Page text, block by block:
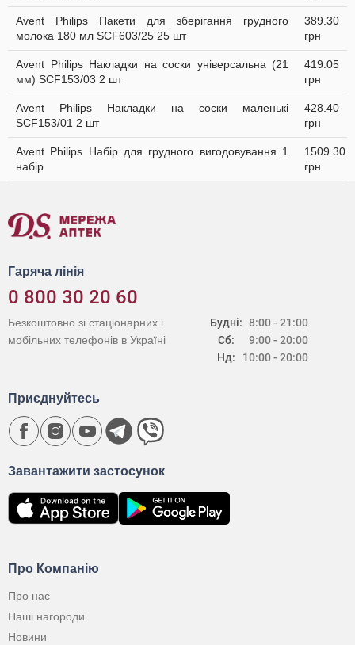
Avent Philips Пакети для зберігання грудного
молока 180 мл SCF603/25 25 шт
389.30
грн
Avent Philips Накладки на соски універсальна (21
мм) SCF153/03 2 шт
419.05
грн
Avent Philips Накладки на соски маленькі
SCF153/01 2 шт
428.40
грн
Avent Philips Набір для грудного вигодовування 1
набір
1509.30
грн
Гаряча лінія
0 800 30 20 60
Будні:
Сб:
Нд:
8:00 - 21:00
9:00 - 20:00
10:00 - 20:00
Безкоштовно зі стаціонарних і
мобільних телефонів в Україні
Про Компанію
Про нас
Наші нагороди
Новини
Завантажити застосунок
Приєднуйтесь